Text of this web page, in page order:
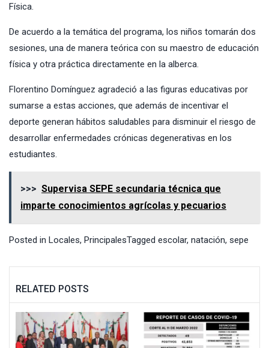
Física.
De acuerdo a la temática del programa, los niños tomarán dos
sesiones, una de manera teórica con su maestro de educación
física y otra práctica directamente en la alberca.
Florentino Domínguez agradeció a las figuras educativas por
sumarse a estas acciones, que además de incentivar el
deporte generan hábitos saludables para disminuir el riesgo de
desarrollar enfermedades crónicas degenerativas en los
estudiantes.
>>> Supervisa SEPE secundaria técnica que
imparte conocimientos agrícolas y pecuarios
Posted in Locales, PrincipalesTagged escolar, natación, sepe
RELATED POSTS